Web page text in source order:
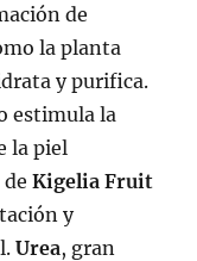
de
la planta
y purifica.
estimula la
la piel
deKigelia Fruit
y
Urea, gran